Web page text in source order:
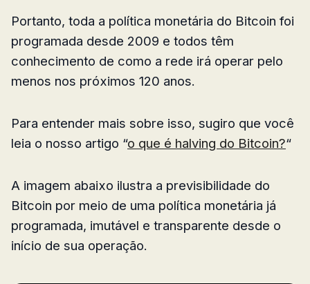
Portanto, toda a política monetária do Bitcoin foi
programada desde 2009 e todos têm
conhecimento de como a rede irá operar pelo
menos nos próximos 120 anos.
Para entender mais sobre isso, sugiro que você
leia o nosso artigo “o que é halving do Bitcoin?“
A imagem abaixo ilustra a previsibilidade do
Bitcoin por meio de uma política monetária já
programada, imutável e transparente desde o
início de sua operação.